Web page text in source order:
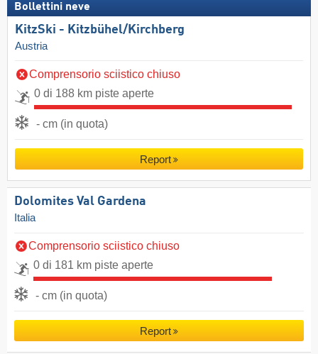
Bollettini neve
KitzSki - Kitzbühel/​Kirchberg
Austria
Comprensorio sciistico chiuso
0 di 188 km piste aperte
- cm (in quota)
Report
Dolomites Val Gardena
Italia
Comprensorio sciistico chiuso
0 di 181 km piste aperte
- cm (in quota)
Report